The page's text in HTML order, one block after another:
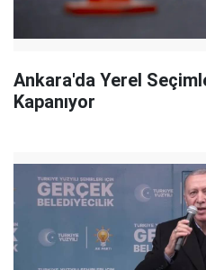
Ankara'da Yerel
Kapanıyor